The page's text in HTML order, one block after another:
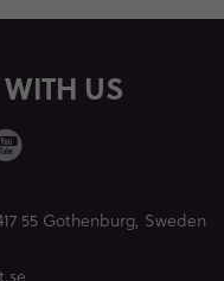
US
55 Gothenburg, Sweden